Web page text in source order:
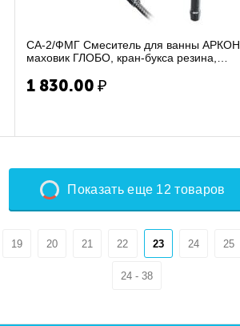
СА-2/ФМГ Смеситель для ванны АРКОН
маховик ГЛОБО, кран-букса резина,
1 830.00 ₽
Показать еще 12 товаров
19 20 21 22 23 24 25
24 - 38